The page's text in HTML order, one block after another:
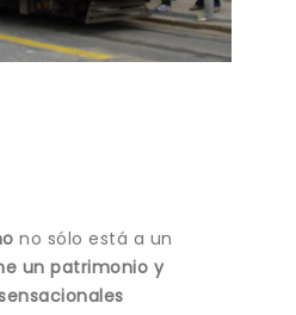
no sólo está a un
un patrimonio y